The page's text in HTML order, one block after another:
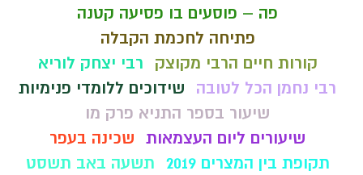
פה – פוסעים בו פסיעה קטנה
פתיחה לחכמת הקבלה
קורות חיים הרבי מקוצק
רבי יצחק לוריא
רבי נחמן הכל לטובה
שידוכים ללומדי פנימיות
שיעור בספר התניא פרק מו
שיעורים ליום העצמאות שכינה בעפר
תקופת בין המצרים 2019
תשעה באב תשסט